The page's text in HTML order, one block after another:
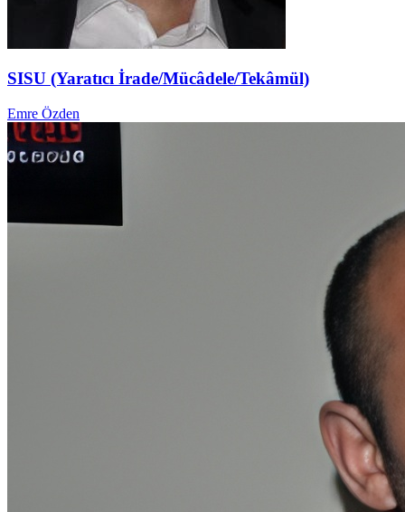
SISU (Yaratıcı İrade/Mücâdele/Tekâmül)
Emre Özden